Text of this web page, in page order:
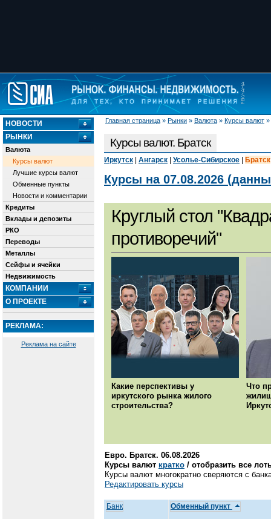
Главная страница » Рынки » Валюта » Курсы валют »
НОВОСТИ
РЫНКИ
Валюта
Курсы валют
Лучшие курсы валют
Обменные пункты
Новости и комментарии
Кредиты
Вклады и депозиты
РКО
Переводы
Металлы
Сейфы и ячейки
Недвижимость
КОМПАНИИ
О ПРОЕКТЕ
РЕКЛАМА:
Реклама на сайте
Курсы валют. Братск
Иркутск Ангарск Усолье-Сибирское Братск
Курсы на 07.08.2026
Круглый стол
противоречий"
Какие перспективы у
иркутского рынка жилого
строительства?
Что
Евро. Братск. 06.08.2026
Курсы валют кратко / отобразить все
Курсы валют многократно сверяются с
Редактировать курсы
Банк Обменный пункт